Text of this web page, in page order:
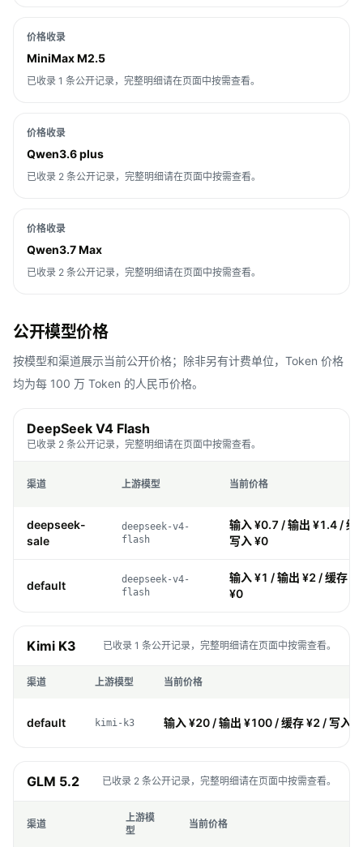
价格收录
MiniMax M2.5
已收录 1 条公开记录，完整明细请在页面中按需查看。
价格收录
Qwen3.6 plus
已收录 2 条公开记录，完整明细请在页面中按需查看。
价格收录
Qwen3.7 Max
已收录 2 条公开记录，完整明细请在页面中按需查看。
公开模型价格
按模型和渠道展示当前公开价格；除非另有计费单位，Token 价格
均为每 100 万 Token 的人民币价格。
DeepSeek V4 Flash
已收录 2 条公开记录，完整明细请在页面中按需查看。
渠道 上游模型 当前价格
deepseek-
sale
deepseek-v4-
flash
输入 ¥0.7 / 输出 ¥1.4 / 缓
写入 ¥0
default
deepseek-v4-
flash
输入 ¥1 / 输出 ¥2 / 缓存
¥0
Kimi K3 已收录 1 条公开记录，完整明细请在页面中按需查看。
渠道 上游模型 当前价格
default kimi-k3 输入 ¥20 / 输出 ¥100 / 缓存 ¥2 / 写入
GLM 5.2 已收录 2 条公开记录，完整明细请在页面中按需查看。
渠道
上游模
型
当前价格